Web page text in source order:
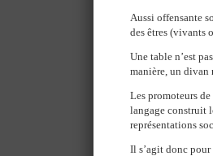
Aussi offensante
des êtres (vivants
Une table n’est
manière, un divan
Les promoteurs
langage construit
représentations
Il s’agit donc pour